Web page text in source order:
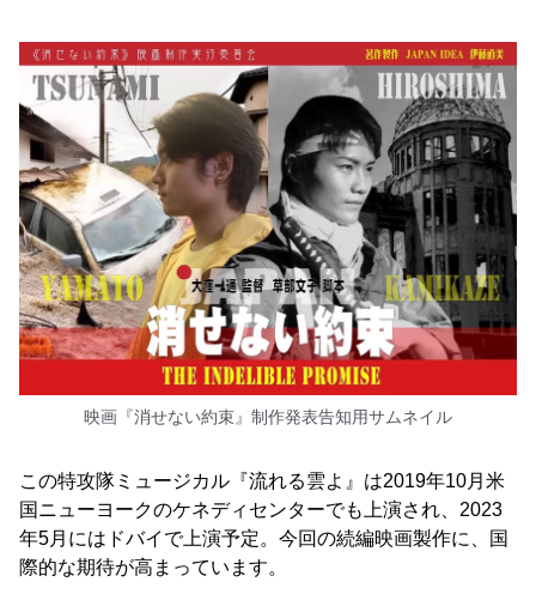
映画『消せない約束』制作発表告知用サムネイル
この特攻隊ミュージカル『流れる雲よ』は2019年10月米
国ニューヨークのケネディセンターでも上演され、2023
年5月にはドバイで上演予定。今回の続編映画製作に、国
際的な期待が高まっています。